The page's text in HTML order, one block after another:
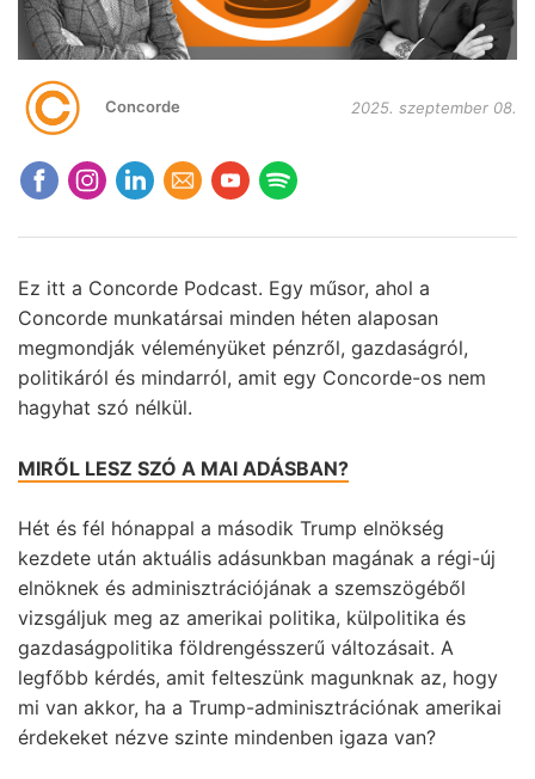
Concorde 2025. szeptember 08.
Ez itt a Concorde Podcast. Egy műsor, ahol a
Concorde munkatársai minden héten alaposan
megmondják véleményüket pénzről, gazdaságról,
politikáról és mindarról, amit egy Concorde-os nem
hagyhat szó nélkül.
MIRŐL LESZ SZÓ A MAI ADÁSBAN?
Hét és fél hónappal a második Trump elnökség
kezdete után aktuális adásunkban magának a régi-új
elnöknek és adminisztrációjának a szemszögéből
vizsgáljuk meg az amerikai politika, külpolitika és
gazdaságpolitika földrengésszerű változásait. A
legfőbb kérdés, amit felteszünk magunknak az, hogy
mi van akkor, ha a Trump-adminisztrációnak amerikai
érdekeket nézve szinte mindenben igaza van?